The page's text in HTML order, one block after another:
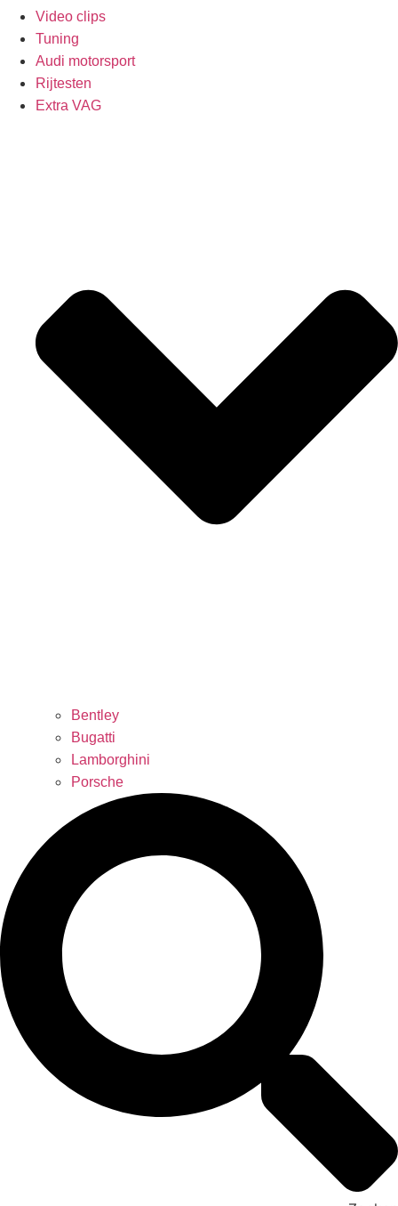
Video clips
Tuning
Audi motorsport
Rijtesten
Extra VAG
Bentley
Bugatti
Lamborghini
Porsche